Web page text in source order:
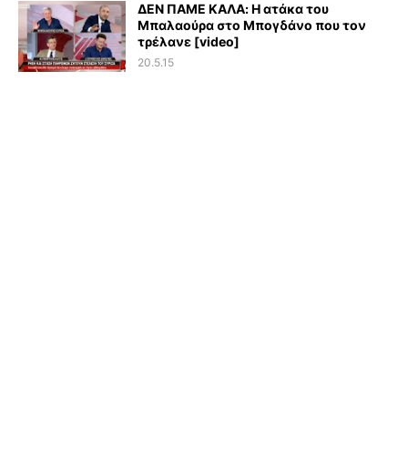
ΔΕΝ ΠΑΜΕ ΚΑΛΑ: Η ατάκα του
Μπαλαούρα στο Μπογδάνο που τον
τρέλανε [video]
20.5.15